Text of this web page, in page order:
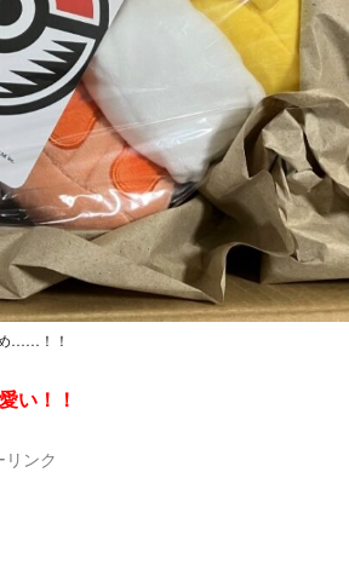
……！！
い！！
リンク